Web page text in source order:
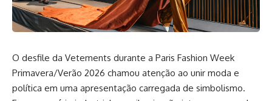
O desfile da Vetements durante a Paris Fashion Week
Primavera/Verão 2026 chamou atenção ao unir moda e
política em uma apresentação carregada de simbolismo.